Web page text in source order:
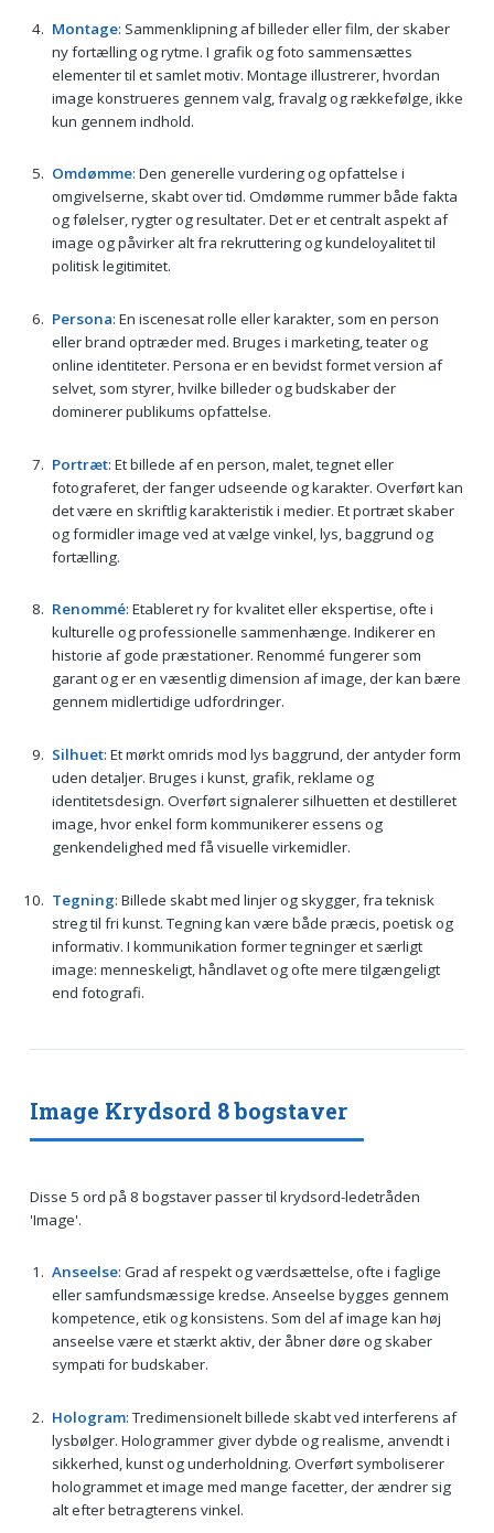
Montage: Sammenklipning af billeder eller film, der skaber
ny fortælling og rytme. I grafik og foto sammensættes
elementer til et samlet motiv. Montage illustrerer, hvordan
image konstrueres gennem valg, fravalg og rækkefølge, ikke
kun gennem indhold.
Omdømme: Den generelle vurdering og opfattelse i
omgivelserne, skabt over tid. Omdømme rummer både fakta
og følelser, rygter og resultater. Det er et centralt aspekt af
image og påvirker alt fra rekruttering og kundeloyalitet til
politisk legitimitet.
Persona: En iscenesat rolle eller karakter, som en person
eller brand optræder med. Bruges i marketing, teater og
online identiteter. Persona er en bevidst formet version af
selvet, som styrer, hvilke billeder og budskaber der
dominerer publikums opfattelse.
Portræt: Et billede af en person, malet, tegnet eller
fotograferet, der fanger udseende og karakter. Overført kan
det være en skriftlig karakteristik i medier. Et portræt skaber
og formidler image ved at vælge vinkel, lys, baggrund og
fortælling.
Renommé: Etableret ry for kvalitet eller ekspertise, ofte i
kulturelle og professionelle sammenhænge. Indikerer en
historie af gode præstationer. Renommé fungerer som
garant og er en væsentlig dimension af image, der kan bære
gennem midlertidige udfordringer.
Silhuet: Et mørkt omrids mod lys baggrund, der antyder form
uden detaljer. Bruges i kunst, grafik, reklame og
identitetsdesign. Overført signalerer silhuetten et destilleret
image, hvor enkel form kommunikerer essens og
genkendelighed med få visuelle virkemidler.
Tegning: Billede skabt med linjer og skygger, fra teknisk
streg til fri kunst. Tegning kan være både præcis, poetisk og
informativ. I kommunikation former tegninger et særligt
image: menneskeligt, håndlavet og ofte mere tilgængeligt
end fotografi.
Image Krydsord 8 bogstaver
Disse 5 ord på 8 bogstaver passer til krydsord-ledetråden
'Image'.
Anseelse: Grad af respekt og værdsættelse, ofte i faglige
eller samfundsmæssige kredse. Anseelse bygges gennem
kompetence, etik og konsistens. Som del af image kan høj
anseelse være et stærkt aktiv, der åbner døre og skaber
sympati for budskaber.
Hologram: Tredimensionelt billede skabt ved interferens af
lysbølger. Hologrammer giver dybde og realisme, anvendt i
sikkerhed, kunst og underholdning. Overført symboliserer
hologrammet et image med mange facetter, der ændrer sig
alt efter betragterens vinkel.